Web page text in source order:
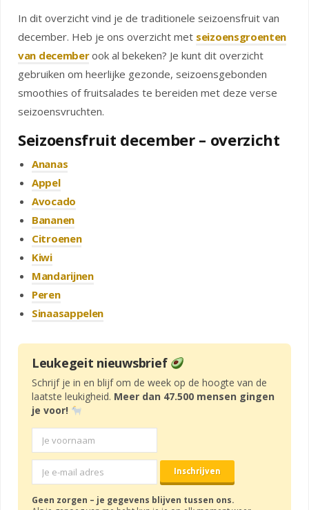
In dit overzicht vind je de traditionele seizoensfruit van
december. Heb je ons overzicht met seizoensgroenten
van decemberook al bekeken? Je kunt dit overzicht
gebruiken om heerlijke gezonde, seizoensgebonden
smoothies of fruitsalades te bereiden met deze verse
seizoensvruchten.
Seizoensfruit december – overzicht
Ananas
Appel
Avocado
Bananen
Citroenen
Kiwi
Mandarijnen
Peren
Sinaasappelen
Leukegeit nieuwsbrief
Schrijf je in en blijf om de week op de hoogte van de
laatste leukigheid. Meer dan 47.500 mensen gingen
je voor!
Geen zorgen – je gegevens blijven tussen ons.